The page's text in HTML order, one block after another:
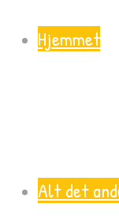
Hjemmet
Alt det